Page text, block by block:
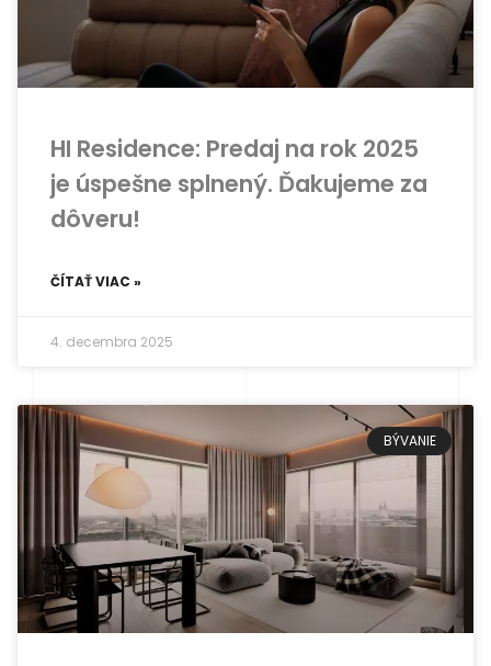
HI Residence: Predaj na rok 2025
je úspešne splnený. Ďakujeme za
dôveru!
ČÍTAŤ VIAC »
4. decembra 2025
BÝVANIE